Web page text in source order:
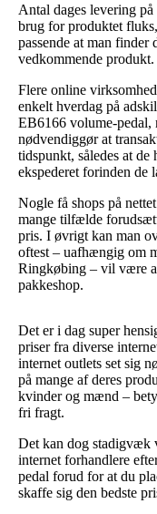
Antal dages levering
brug for produktet
passende at man finder
vedkommende produkt.
Flere online
enkelt hverdag på
EB6166 volume-pedal,
nødvendiggør at
tidspunkt, således at
ekspederet forinden de
Nogle få shops på
mange tilfælde
pris. I øvrigt kan man
oftest – uafhængig om
Ringkøbing – vil være
pakkeshop.
Det er i dag super
priser fra diverse
internet outlets set sig
på mange af deres
kvinder og mænd –
fri fragt.
Det kan dog stadigvæk
internet forhandlere
pedal forud for at du
skaffe sig den bedste